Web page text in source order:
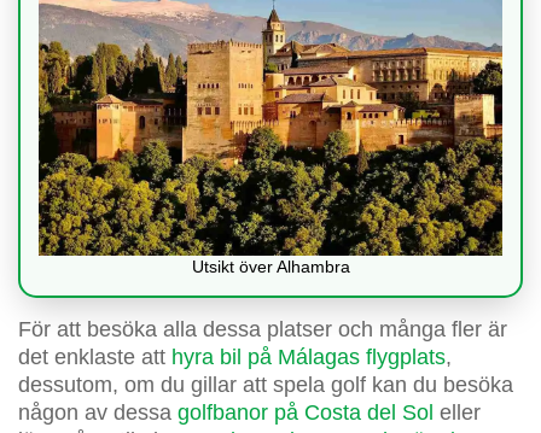
Utsikt över Alhambra
För att besöka alla dessa platser och många fler är
det enklaste att hyra bil på Málagas flygplats,
dessutom, om du gillar att spela golf kan du besöka
någon av dessa golfbanor på Costa del Sol eller